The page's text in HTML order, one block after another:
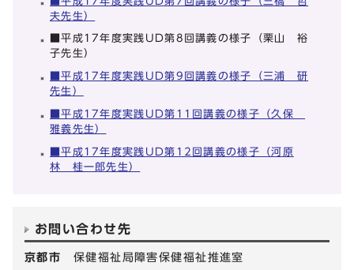
夫先生）
■平成17年度実践UD第8回講義の様子（栗山 裕
子先生）
■平成17年度実践UD第9回講義の様子（三浦 研
先生）
■平成17年度実践UD第11回講義の様子（久保
雅義先生）
■平成17年度実践UD第12回講義の様子（河原
林 桂一郎先生）
お問い合わせ先
京都市 保健福祉局障害保健福祉推進室